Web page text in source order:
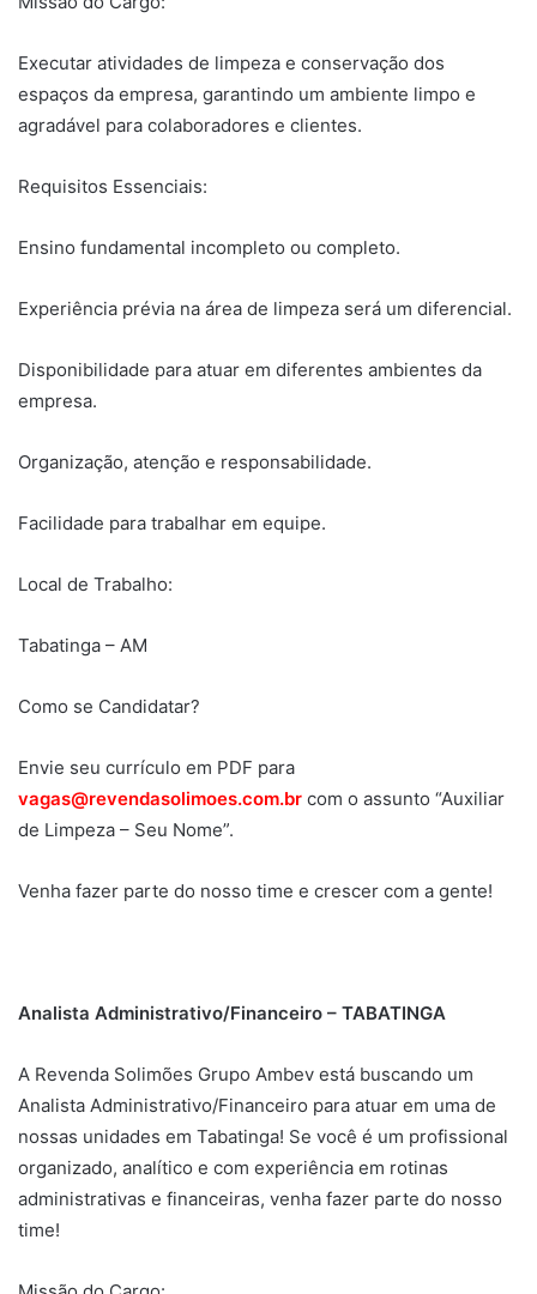
Executar atividades de limpeza e conservação dos
espaços da empresa, garantindo um ambiente limpo e
agradável para colaboradores e clientes.
Requisitos Essenciais:
Ensino fundamental incompleto ou completo.
Experiência prévia na área de limpeza será um diferencial.
Disponibilidade para atuar em diferentes ambientes da
empresa.
Organização, atenção e responsabilidade.
Facilidade para trabalhar em equipe.
Local de Trabalho:
Tabatinga – AM
Como se Candidatar?
Envie seu currículo em PDF para
vagas@revendasolimoes.com.br com o assunto “Auxiliar
de Limpeza – Seu Nome”.
Venha fazer parte do nosso time e crescer com a gente!
Analista Administrativo/Financeiro – TABATINGA
A Revenda Solimões Grupo Ambev está buscando um
Analista Administrativo/Financeiro para atuar em uma de
nossas unidades em Tabatinga! Se você é um profissional
organizado, analítico e com experiência em rotinas
administrativas e financeiras, venha fazer parte do nosso
time!